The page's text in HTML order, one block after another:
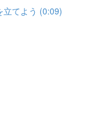
てよう (0:09)